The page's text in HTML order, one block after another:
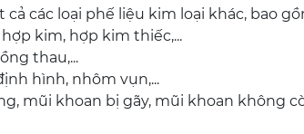
các loại phế liệu kim loại khác, bao
kim, hợp kim thiếc,...
thau,...
hình, nhôm vụn,...
mũi khoan bị gãy, mũi khoan không